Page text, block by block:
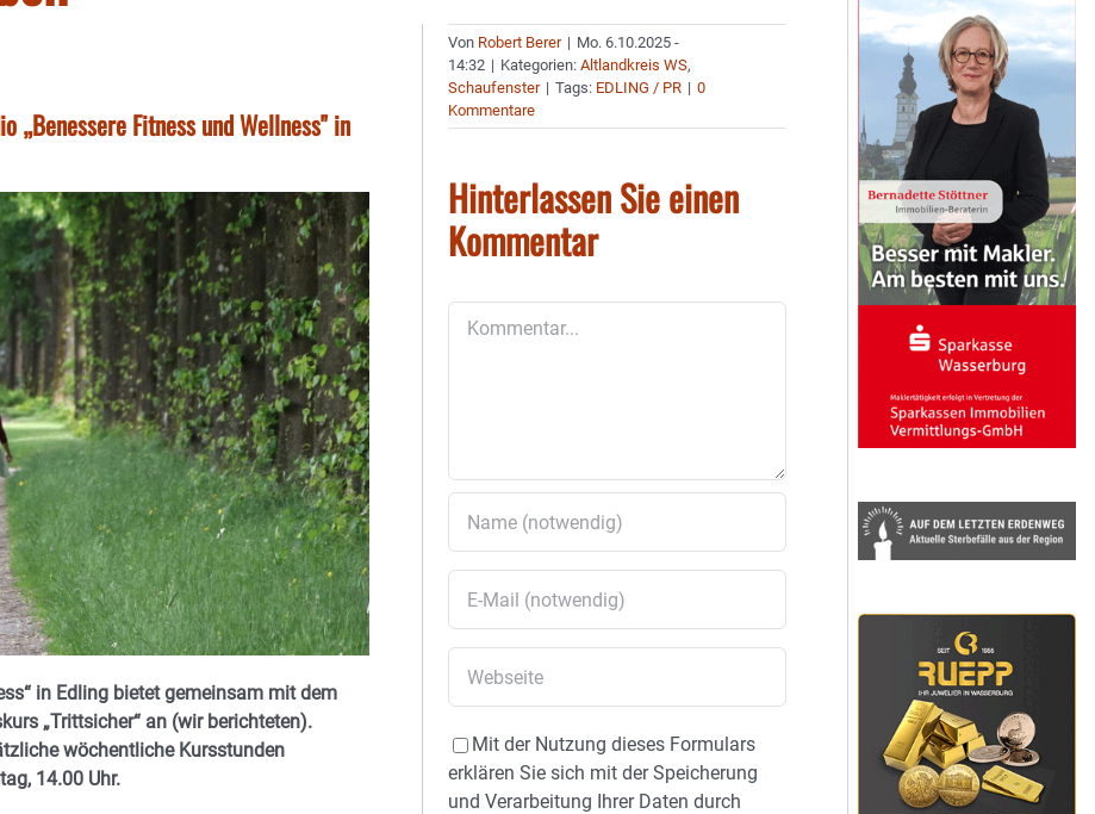
„Benessere Fitness und Wellness" in
in Edling bietet gemeinsam mit dem
„Trittsicher“ an (wir berichteten).
wöchentliche Kursstunden
14.00 Uhr.
Von Robert Berer | Mo. 6.10.2025 -
14:32 | Kategorien:Altlandkreis WS,
Schaufenster | Tags: EDLING / PR | 0
Kommentare
Hinterlassen Sie einen
Kommentar
Mit der Nutzung dieses Formulars
erklären Sie sich mit der Speicherung
und Verarbeitung Ihrer Daten durch